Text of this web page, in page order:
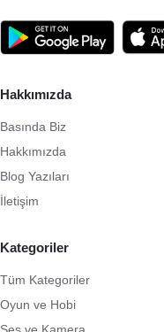
Hakkımızda
Basında Biz
Hakkımızda
Blog Yazıları
İletişim
Kategoriler
Tüm Kategoriler
Oyun ve Hobi